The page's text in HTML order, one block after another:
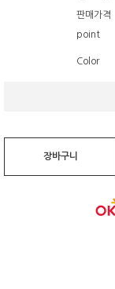
판매가격
point
Color
장바구니